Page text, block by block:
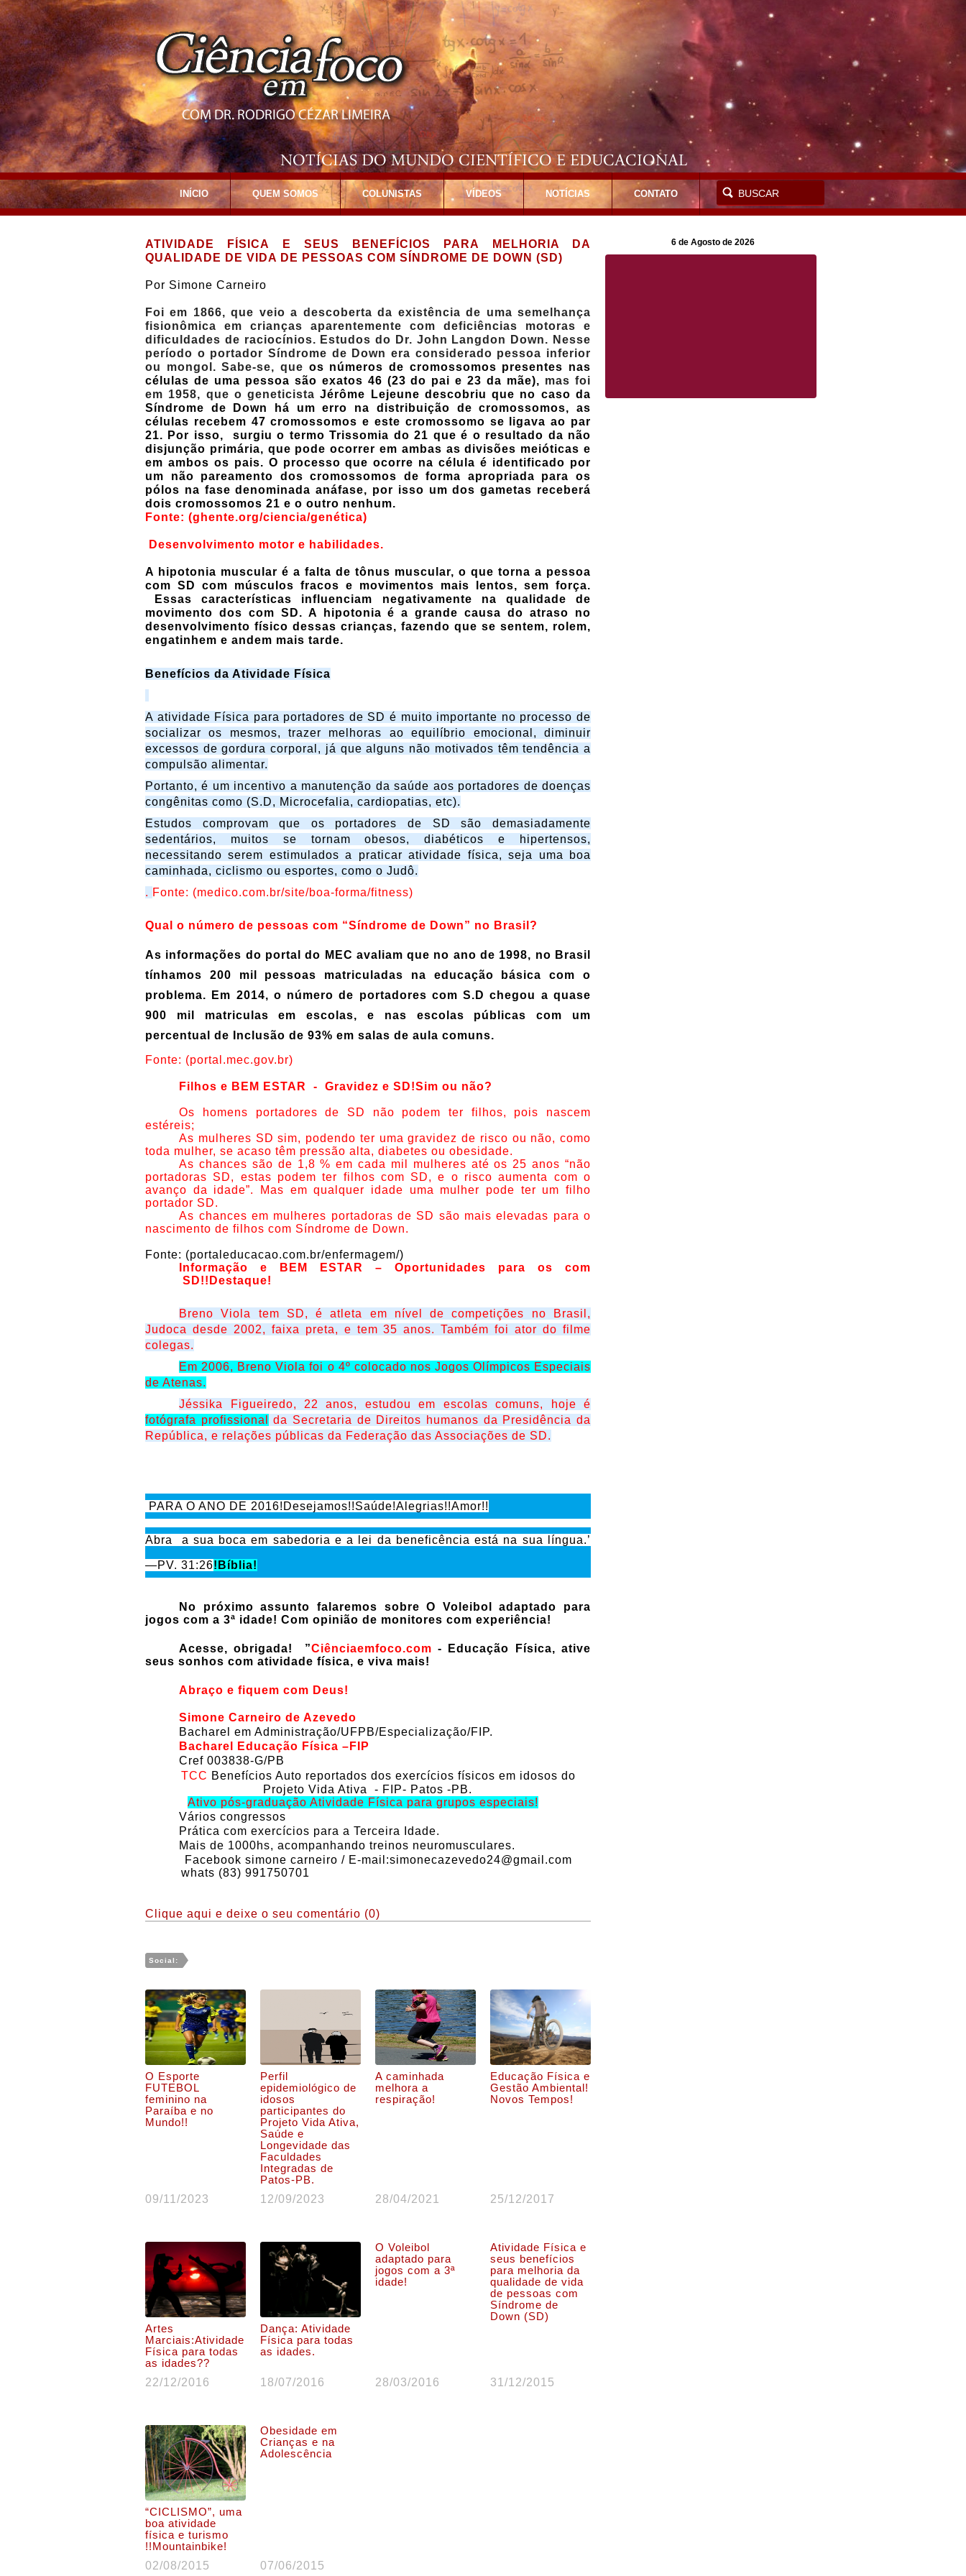
INÍCIO QUEM SOMOS COLUNISTAS VÍDEOS NOTÍCIAS CONTATO
ATIVIDADE FÍSICA E SEUS BENEFÍCIOS PARA MELHORIA DA
QUALIDADE DE VIDA DE PESSOAS COM SÍNDROME DE DOWN (SD)
Por Simone Carneiro
Foi em 1866, que veio a descoberta da existência de uma semelhança
fisionômica em crianças aparentemente com deficiências motoras e
dificuldades de raciocínios. Estudos do Dr. John Langdon Down. Nesse
período o portador Síndrome de Down era considerado pessoa inferior
ou mongol. Sabe-se, que os números de cromossomos presentes nas
células de uma pessoa são exatos 46 (23 do pai e 23 da mãe), mas foi
em 1958, que o geneticistaJérôme Lejeune descobriu que no caso da
Síndrome de Down há um erro na distribuição de cromossomos, as
células recebem 47 cromossomos e este cromossomo se ligava ao par
21. Por isso, surgiu o termo Trissomia do 21 que é o resultado da não
disjunção primária, que pode ocorrer em ambas as divisões meióticas e
em ambos os pais. O processo que ocorre na célula é identificado por
um não pareamento dos cromossomos de forma apropriada para os
pólos na fase denominada anáfase, por isso um dos gametas receberá
dois cromossomos 21 e o outro nenhum.
Fonte: (ghente.org/ciencia/genética)
Desenvolvimento motor e habilidades.
A hipotonia muscular é a falta de tônus muscular, o que torna a pessoa
com SD com músculos fracos e movimentos mais lentos, sem força.
Essas características influenciam negativamente na qualidade de
movimento dos com SD. A hipotonia é a grande causa do atraso no
desenvolvimento físico dessas crianças, fazendo que se sentem, rolem,
engatinhem e andem mais tarde.
Benefícios da Atividade Física
A atividade Física para portadores de SD é muito importante no processo de
socializar os mesmos, trazer melhoras ao equilíbrio emocional, diminuir
excessos de gordura corporal, já que alguns não motivados têm tendência a
compulsão alimentar.
Portanto, é um incentivo a manutenção da saúde aos portadores de doenças
congênitas como (S.D, Microcefalia, cardiopatias, etc).
Estudos comprovam que os portadores de SD são demasiadamente
sedentários, muitos se tornam obesos, diabéticos e hipertensos,
necessitando serem estimulados a praticar atividade física, seja uma boa
caminhada, ciclismo ou esportes, como o Judô.
. Fonte: (medico.com.br/site/boa-forma/fitness)
Qual o número de pessoas com “Síndrome de Down” no Brasil?
As informações do portal do MEC avaliam que no ano de 1998, no Brasil
tínhamos 200 mil pessoas matriculadas na educação básica com o
problema. Em 2014, o número de portadores com S.D chegou a quase
900 mil matriculas em escolas, e nas escolas públicas com um
percentual de Inclusão de 93% em salas de aula comuns.
Fonte: (portal.mec.gov.br)
Filhos e BEM ESTAR - Gravidez e SD!Sim ou não?
Os homens portadores de SD não podem ter filhos, pois nascem
estéreis;
As mulheres SD sim, podendo ter uma gravidez de risco ou não, como
toda mulher, se acaso têm pressão alta, diabetes ou obesidade.
As chances são de 1,8 % em cada mil mulheres até os 25 anos “não
portadoras SD, estas podem ter filhos com SD, e o risco aumenta com o
avanço da idade”. Mas em qualquer idade uma mulher pode ter um filho
portador SD.
As chances em mulheres portadoras de SD são mais elevadas para o
nascimento de filhos com Síndrome de Down.
Fonte: (portaleducacao.com.br/enfermagem/)
Informação e BEM ESTAR – Oportunidades para os com
SD!!Destaque!
Breno Viola tem SD, é atleta em nível de competições no Brasil,
Judoca desde 2002, faixa preta, e tem 35 anos. Também foi ator do filme
colegas.
Em 2006, Breno Viola foi o 4º colocado nos Jogos Olímpicos Especiais
de Atenas.
Jéssika Figueiredo, 22 anos, estudou em escolas comuns, hoje é
fotógrafa profissional
da Secretaria de Direitos humanos da Presidência da
República, e relações públicas da Federação das Associações de SD.
PARA O ANO DE 2016!Desejamos!!Saúde!Alegrias!!Amor!!
Abra a sua boca em sabedoria e a lei da beneficência está na sua língua.’
—PV. 31:26!Bíblia!
No próximo assunto falaremos sobre O Voleibol adaptado para
jogos com a 3ª idade! Com opinião de monitores com experiência!
Acesse, obrigada! ”Ciênciaemfoco.com - Educação Física, ative
seus sonhos com atividade física, e viva mais!
Abraço e fiquem com Deus!
Simone Carneiro de Azevedo
Bacharel em Administração/UFPB/Especialização/FIP.
Bacharel Educação Física –FIP
Cref 003838-G/PB
TCC Benefícios Auto reportados dos exercícios físicos em idosos do
Projeto Vida Ativa - FIP- Patos -PB.
Ativo pós-graduação Atividade Física para grupos especiais!
Vários congressos
Prática com exercícios para a Terceira Idade.
Mais de 1000hs, acompanhando treinos neuromusculares.
Facebook simone carneiro / E-mail:simonecazevedo24@gmail.com
whats (83) 991750701
Clique aqui e deixe o seu comentário (0)
Social:
O Esporte
FUTEBOL
feminino na
Paraíba e no
Mundo!!
09/11/2023
Perfil
epidemiológico de
idosos
participantes do
Projeto Vida Ativa,
Saúde e
Longevidade das
Faculdades
Integradas de
Patos-PB.
12/09/2023
A caminhada
melhora a
respiração!
28/04/2021
Educação Física e
Gestão Ambiental!
Novos Tempos!
25/12/2017
Artes
Marciais:Atividade
Física para todas
as idades??
22/12/2016
Dança: Atividade
Física para todas
as idades.
18/07/2016
O Voleibol
adaptado para
jogos com a 3ª
idade!
28/03/2016
Atividade Física e
seus benefícios
para melhoria da
qualidade de vida
de pessoas com
Síndrome de
Down (SD)
31/12/2015
“CICLISMO”, uma
boa atividade
física e turismo
!!Mountainbike!
02/08/2015
Obesidade em
Crianças e na
Adolescência
07/06/2015
6 de Agosto de 2026